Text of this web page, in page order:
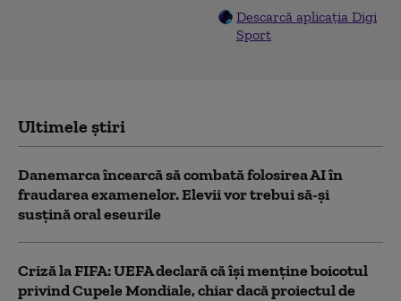
Descarcă aplicația Digi
Sport
Ultimele știri
Danemarca încearcă să combată folosirea AI în
fraudarea examenelor. Elevii vor trebui să-şi
susţină oral eseurile
Criză la FIFA: UEFA declară că îşi menţine boicotul
privind Cupele Mondiale, chiar dacă proiectul de